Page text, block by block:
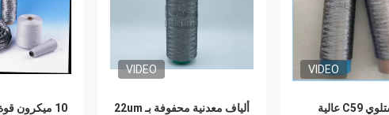
10 ميكرون
VIDEO
ألياف معدنية محفوفة بـ 22um
VIDEO
ألياف هاستلوي C59 عالية